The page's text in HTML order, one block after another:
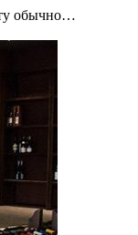
обычно…